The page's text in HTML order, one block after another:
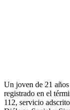
Un joven de 21
registrado en el
112, servicio